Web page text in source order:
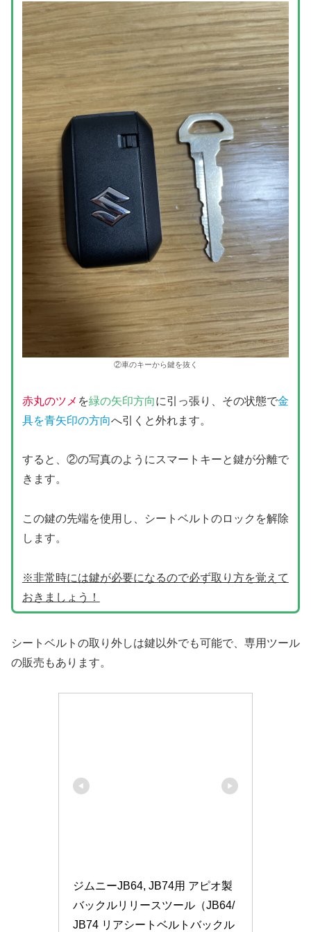
②車のキーから鍵を抜く
赤丸のツメ を緑の矢印方向に引っ張り、その状態で金
具を青矢印の方向へ引くと外れます。
すると、②の写真のようにスマートキーと鍵が分離で
きます。
この鍵の先端を使用し、シートベルトのロックを解除
します。
※非常時には鍵が必要になるので必ず取り方を覚えて
おきましょう！
シートベルトの取り外しは鍵以外でも可能で、専用ツール
の販売もあります。
ジムニーJB64, JB74用 アピオ製
バックルリリースツール（JB64/
JB74 リアシートベルトバックル